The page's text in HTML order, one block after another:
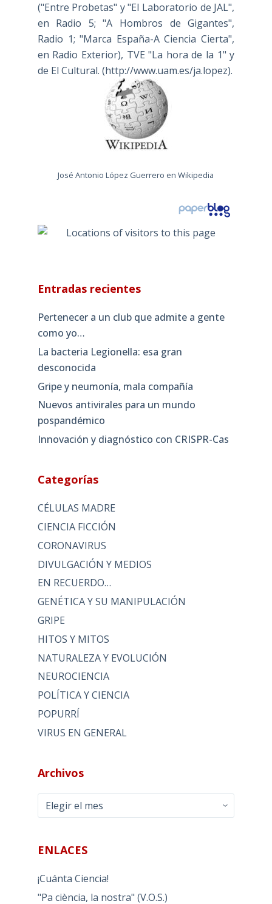
("Entre Probetas" y "El Laboratorio de JAL",
en Radio 5; "A Hombros de Gigantes",
Radio 1; "Marca España-A Ciencia Cierta",
en Radio Exterior), TVE "La hora de la 1" y
de El Cultural. (http://www.uam.es/ja.lopez).
José Antonio López Guerrero en Wikipedia
Entradas recientes
Pertenecer a un club que admite a gente
como yo…
La bacteria Legionella: esa gran
desconocida
Gripe y neumonía, mala compañía
Nuevos antivirales para un mundo
pospandémico
Innovación y diagnóstico con CRISPR-Cas
Categorías
CÉLULAS MADRE
CIENCIA FICCIÓN
CORONAVIRUS
DIVULGACIÓN Y MEDIOS
EN RECUERDO…
GENÉTICA Y SU MANIPULACIÓN
GRIPE
HITOS Y MITOS
NATURALEZA Y EVOLUCIÓN
NEUROCIENCIA
POLÍTICA Y CIENCIA
POPURRÍ
VIRUS EN GENERAL
Archivos
Archivos
ENLACES
¡Cuánta Ciencia!
"Pa ciència, la nostra" (V.O.S.)